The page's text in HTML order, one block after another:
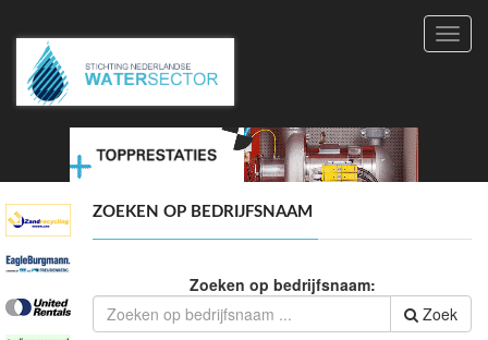
ZOEKEN OP BEDRIJFSNAAM
Zoeken op bedrijfsnaam:
Zoek